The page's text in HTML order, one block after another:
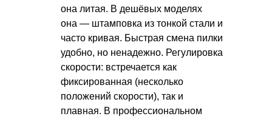
она литая. В дешёвых моделях
она — штамповка из тонкой стали и
часто кривая. Быстрая смена пилки
удобно, но ненадежно. Регулировка
скорости: встречается как
фиксированная (несколько
положений скорости), так и
плавная. В профессиональном